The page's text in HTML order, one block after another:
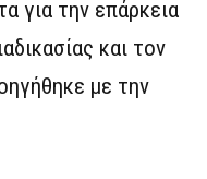
για την επάρκεια
και τον
με την